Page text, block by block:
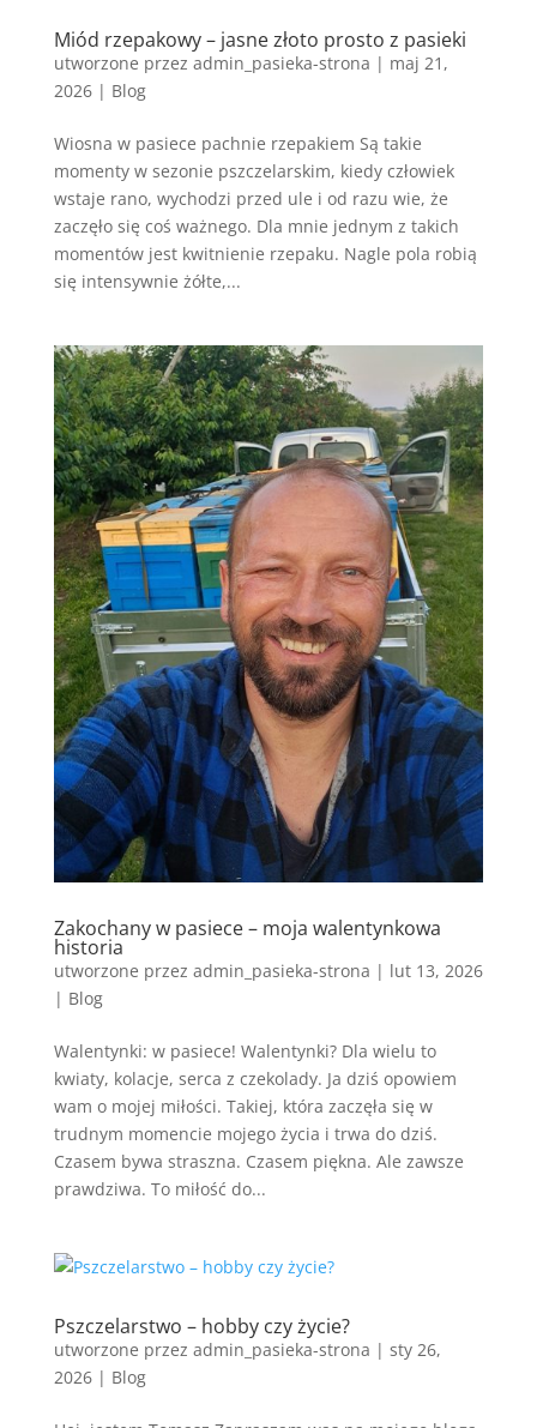
Miód rzepakowy – jasne złoto prosto z pasieki
utworzone przez admin_pasieka-strona | maj 21,
2026| Blog
Wiosna w pasiece pachnie rzepakiem Są takie
momenty w sezonie pszczelarskim, kiedy człowiek
wstaje rano, wychodzi przed ule i od razu wie, że
zaczęło się coś ważnego. Dla mnie jednym z takich
momentów jest kwitnienie rzepaku. Nagle pola robią
się intensywnie żółte,...
Zakochany w pasiece – moja walentynkowa
historia
utworzone przez admin_pasieka-strona | lut 13, 2026
| Blog
Walentynki: w pasiece! Walentynki? Dla wielu to
kwiaty, kolacje, serca z czekolady. Ja dziś opowiem
wam o mojej miłości. Takiej, która zaczęła się w
trudnym momencie mojego życia i trwa do dziś.
Czasem bywa straszna. Czasem piękna. Ale zawsze
prawdziwa. To miłość do...
Pszczelarstwo – hobby czy życie?
utworzone przez admin_pasieka-strona | sty 26,
2026| Blog